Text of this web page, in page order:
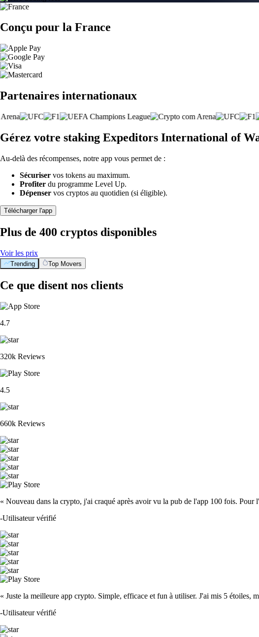
Conçu pour la France
Partenaires internationaux
Gérez votre staking Expeditors International of
Au-delà des récompenses, notre app vous permet de :
Sécuriser vos tokens au maximum.
Profiter du programme Level Up.
Dépenser vos cryptos au quotidien (si éligible).
Télécharger l'app
Plus de 400 cryptos disponibles
Voir les prix
Trending Top Movers
Ce que disent nos clients
4.7
320k Reviews
4.5
660k Reviews
« Nouveau dans la crypto, j'ai craqué après avoir vu la pub de l'app 100 fois.
-Utilisateur vérifié
« Juste la meilleure app crypto. Simple, efficace et fun à utiliser. J'ai mis 5 étoiles,
-Utilisateur vérifié